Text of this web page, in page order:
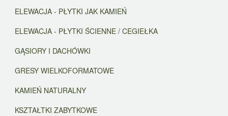
ELEWACJA - PŁYTKI JAK KAMIEŃ
ELEWACJA - PŁYTKI ŚCIENNE / CEGIEŁKA
GĄSIORY I DACHÓWKI
GRESY WIELKOFORMATOWE
KAMIEŃ NATURALNY
KSZTAŁTKI ZABYTKOWE